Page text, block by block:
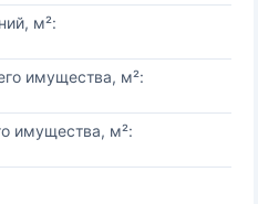
м²:
имущества, м²:
имущества, м²: